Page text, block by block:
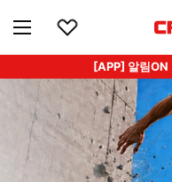
[APP] 알림ON